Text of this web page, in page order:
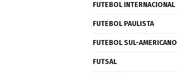
FUTEBOL INTERNACIONAL
FUTEBOL PAULISTA
FUTEBOL SUL-AMERICANO
FUTSAL